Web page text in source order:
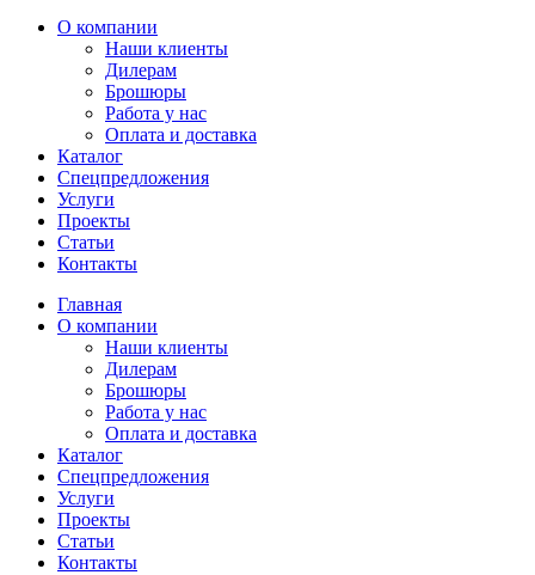
О компании
Наши клиенты
Дилерам
Брошюры
Работа у нас
Оплата и доставка
Каталог
Спецпредложения
Услуги
Проекты
Статьи
Контакты
Главная
О компании
Наши клиенты
Дилерам
Брошюры
Работа у нас
Оплата и доставка
Каталог
Спецпредложения
Услуги
Проекты
Статьи
Контакты